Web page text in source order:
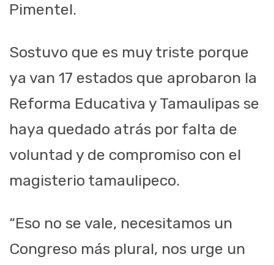
Pimentel.
Sostuvo que es muy triste porque
ya van 17 estados que aprobaron la
Reforma Educativa y Tamaulipas se
haya quedado atrás por falta de
voluntad y de compromiso con el
magisterio tamaulipeco.
“Eso no se vale, necesitamos un
Congreso más plural, nos urge un